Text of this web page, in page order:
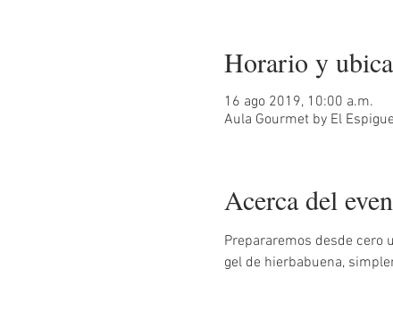
Horario y
16 ago 2019, 10:00 a.m.
Aula Gourmet by El
Acerca del
Prepararemos desde cero
gel de hierbabuena,